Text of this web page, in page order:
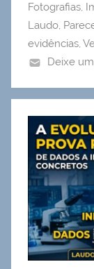
Fotografias,
Laudo,
evidências,
Deixe